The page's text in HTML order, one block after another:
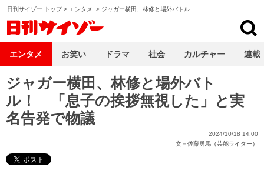
日刊サイゾー トップ> エンタメ > ジャガー横田、林修と場外バトル
ジャガー横田、林修と場外バト
ル！ 「息子の挨拶無視した」と実
名告発で物議
2024/10/18 14:00
文＝佐藤勇馬（芸能ライター）
エンタメ お笑い ドラマ 社会 カルチャー 連載